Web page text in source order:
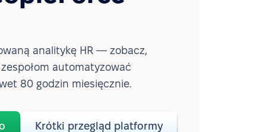
analitykę HR — zobacz,
automatyzować
80 godzin miesięcznie.
Krótki przegląd platformy